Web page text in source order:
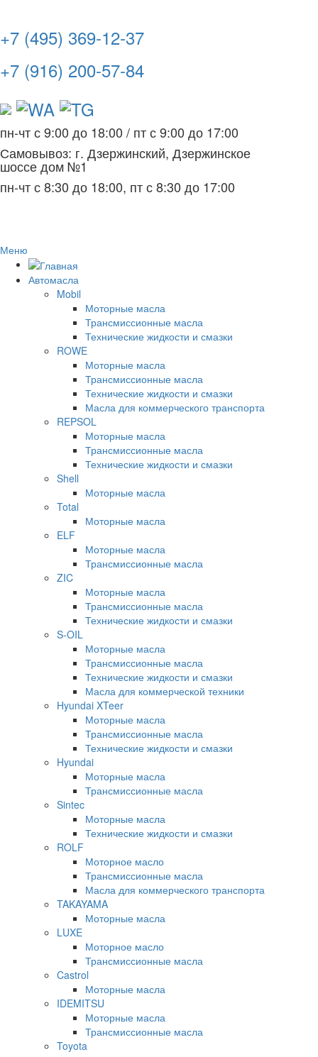
+7 (495) 369-12-37
+7 (916) 200-57-84
пн-чт с 9:00 до 18:00 / пт с 9:00 до 17:00
Самовывоз: г. Дзержинский, Дзержинское
шоссе дом №1
пн-чт с 8:30 до 18:00, пт с 8:30 до 17:00
Меню
Автомасла
Mobil
Моторные масла
Трансмиссионные масла
Технические жидкости и смазки
ROWE
Моторные масла
Трансмиссионные масла
Технические жидкости и смазки
Масла для коммерческого транспорта
REPSOL
Моторные масла
Трансмиссионные масла
Технические жидкости и смазки
Shell
Моторные масла
Total
Моторные масла
ELF
Моторные масла
Трансмиссионные масла
ZIC
Моторные масла
Трансмиссионные масла
Технические жидкости и смазки
S-OIL
Моторные масла
Трансмиссионные масла
Технические жидкости и смазки
Масла для коммерческой техники
Hyundai XTeer
Моторные масла
Трансмиссионные масла
Технические жидкости и смазки
Hyundai
Моторные масла
Трансмиссионные масла
Sintec
Моторные масла
Технические жидкости и смазки
ROLF
Моторное масло
Трансмиссионные масла
Масла для коммерческого транспорта
TAKAYAMA
Моторные масла
LUXE
Моторное масло
Трансмиссионные масла
Castrol
Моторные масла
IDEMITSU
Моторные масла
Трансмиссионные масла
Toyota